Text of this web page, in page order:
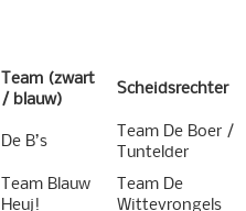
Team (zwart
/ blauw)
Scheidsrechter
De B’s
Team De Boer /
Tuntelder
Team Blauw
Heuj!
Team De
Wittevrongels